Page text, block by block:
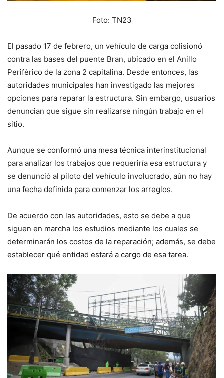
Foto: TN23
El pasado 17 de febrero, un vehículo de carga colisionó
contra las bases del puente Bran, ubicado en el Anillo
Periférico de la zona 2 capitalina. Desde entonces, las
autoridades municipales han investigado las mejores
opciones para reparar la estructura. Sin embargo, usuarios
denuncian que sigue sin realizarse ningún trabajo en el
sitio.
Aunque se conformó una mesa técnica interinstitucional
para analizar los trabajos que requeriría esa estructura y
se denunció al piloto del vehículo involucrado, aún no hay
una fecha definida para comenzar los arreglos.
De acuerdo con las autoridades, esto se debe a que
siguen en marcha los estudios mediante los cuales se
determinarán los costos de la reparación; además, se debe
establecer qué entidad estará a cargo de esa tarea.